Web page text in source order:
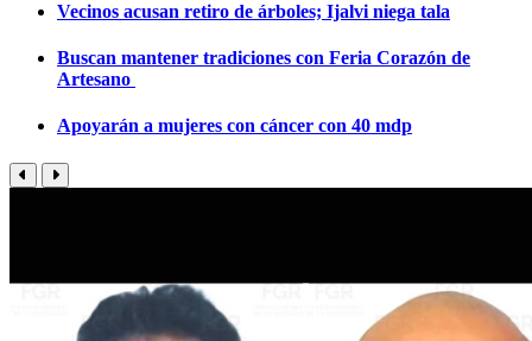
Vecinos acusan retiro de árboles; Ijalvi niega tala
Buscan mantener tradiciones con Feria Corazón de
Artesano
Apoyarán a mujeres con cáncer con 40 mdp